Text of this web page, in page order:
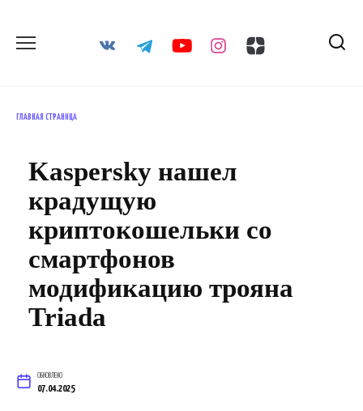
содержанию
ГЛАВНАЯ СТРАНИЦА
Kaspersky нашел
крадущую
криптокошельки со
смартфонов
модификацию трояна
Triada
ОБНОВЛЕНО
07.04.2025